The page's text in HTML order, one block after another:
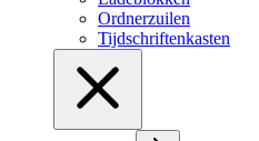
Ordnerzuilen
Tijdschriftenkasten